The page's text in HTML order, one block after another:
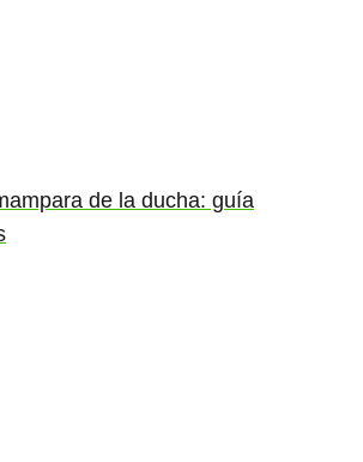
de la ducha: guía